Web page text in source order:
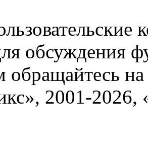
обсуждения
обращайтесь
2001-2026,